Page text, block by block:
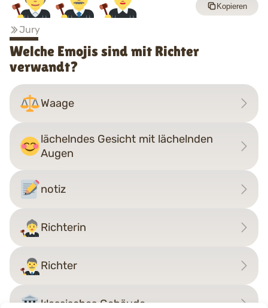
Jury
Kopieren
Welche Emojis sind mit Richter
verwandt?
Waage
lächelndes Gesicht mit lächelnden
Augen
notiz
Richterin
Richter
klassisches Gebäude